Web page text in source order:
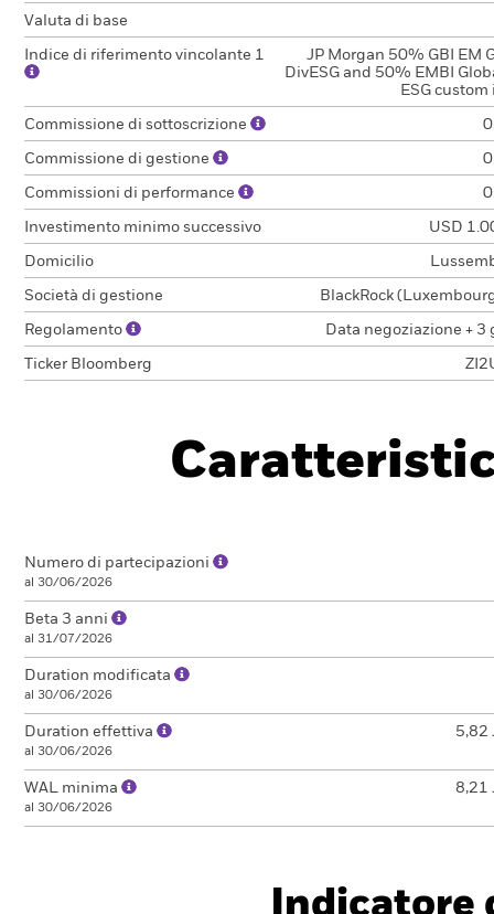
Valuta di base
Indice di riferimento vincolante 1
JP Morgan 50% GBI EM
DivESG and 50% EMBI
ESG custom
Commissione di sottoscrizione
Commissione di gestione
Commissioni di performance
Investimento minimo successivo USD
Domicilio
Società di gestione BlackRock
Regolamento Data negoziazione + 3
Ticker Bloomberg
Numero di partecipazioni
al 30/06/2026
Beta 3 anni
al 31/07/2026
Duration modificata
al 30/06/2026
Duration effettiva
al 30/06/2026
5,82
WAL minima
al 30/06/2026
8,21
Indicatore